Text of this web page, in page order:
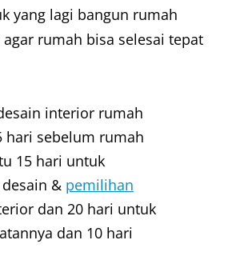
yang lagi bangun rumah
rumah bisa selesai tepat
interior rumah
hari sebelum rumah
15 hari untuk
& pemilihan
dan 20 hari untuk
dan 10 hari